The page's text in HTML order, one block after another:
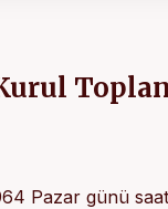
Pazar günü